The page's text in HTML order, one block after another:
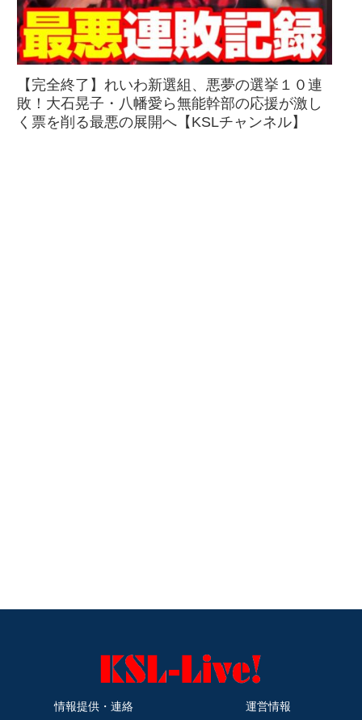
【完全終了】れいわ新選組、悪夢の選挙１０連
敗！大石晃子・八幡愛ら無能幹部の応援が激し
く票を削る最悪の展開へ【KSLチャンネル】
情報提供・連絡 運営情報